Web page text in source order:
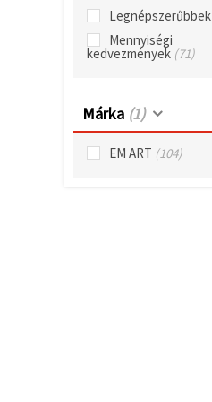
Legnépszerűbbek
Mennyiségi
kedvezmények (71)
Márka (1)
EM ART (104)